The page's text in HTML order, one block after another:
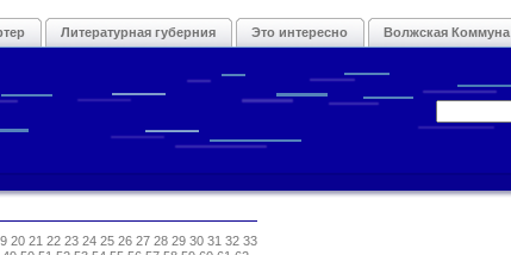
Литературная губерния Это интересно Волжская Коммуна
20 21 22 23 24 25 26 27 28 29 30 31 32 33